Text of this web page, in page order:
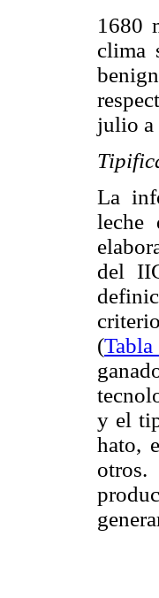
1680
clima
julio a
La
leche
del
(Tabla
y el
hato,